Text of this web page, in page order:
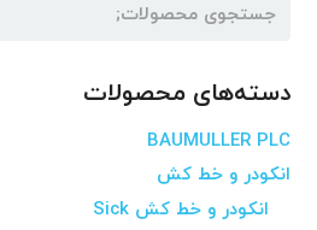
دسته‌های محصولات
BAUMULLER PLC
انکودر و خط کش
انکودر و خط کش Sick